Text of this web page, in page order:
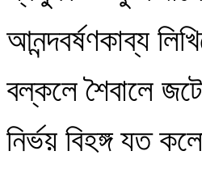
আনন্দবর্ষণকাব্য
বল্কলে শৈবালে
নির্ভয় বিহঙ্গ যত